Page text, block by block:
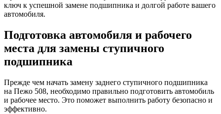
ключ к успешной замене подшипника и долгой работе вашего
автомобиля.
Подготовка автомобиля и рабочего
места для замены ступичного
подшипника
Прежде чем начать замену заднего ступичного подшипника
на Пежо 508, необходимо правильно подготовить автомобиль
и рабочее место. Это поможет выполнить работу безопасно и
эффективно.